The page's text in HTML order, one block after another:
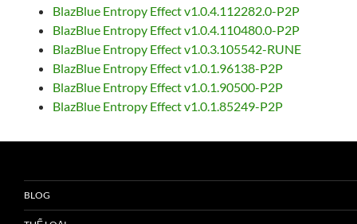
BlazBlue Entropy Effect v1.0.4.112282.0-P2P
BlazBlue Entropy Effect v1.0.4.110480.0-P2P
BlazBlue Entropy Effect v1.0.3.105542-RUNE
BlazBlue Entropy Effect v1.0.1.96138-P2P
BlazBlue Entropy Effect v1.0.1.90500-P2P
BlazBlue Entropy Effect v1.0.1.85249-P2P
BLOG